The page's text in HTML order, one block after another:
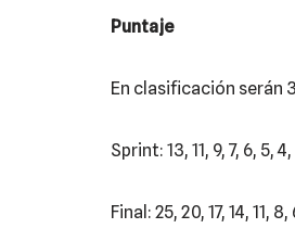
Puntaje
En clasificación serán 3
Sprint: 13, 11, 9, 7, 6, 5,
Final: 25, 20, 17, 14, 11,